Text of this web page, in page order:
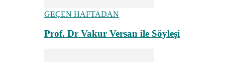
GEÇEN HAFTADAN
Prof. Dr Vakur Versan ile Söyleşi